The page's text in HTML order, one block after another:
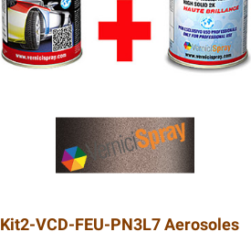
Kit2-VCD-FEU-PN3L7Aerosoles